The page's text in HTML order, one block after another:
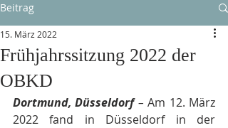
Beitrag
Frühjahrssitzung 2022 der
OBKD
15. März 2022
Dortmund, Düsseldorf – Am 12. März
2022 fand in Düsseldorf in der